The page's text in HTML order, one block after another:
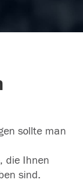
sollte man
die Ihnen
sind.